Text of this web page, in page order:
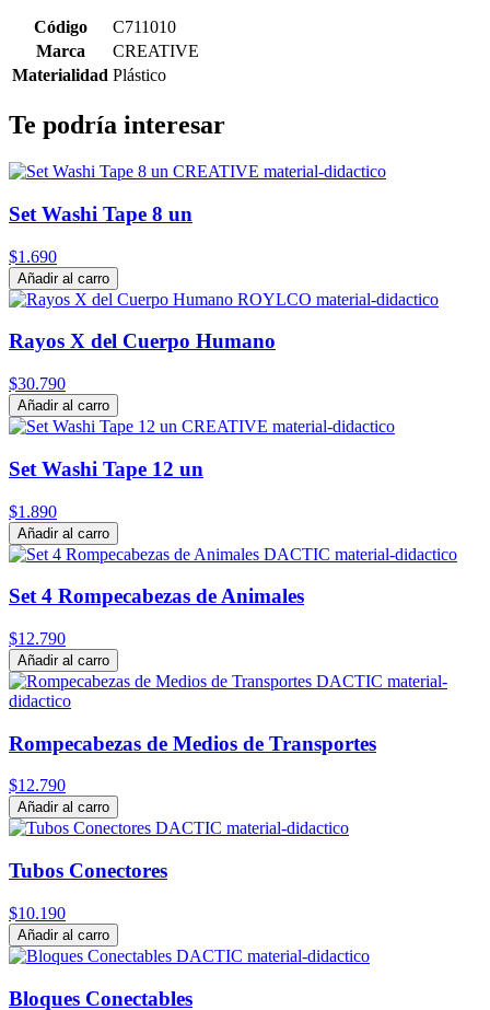
Código
C711010
Marca
CREATIVE
Materialidad Plástico
Te podría interesar
Set Washi Tape 8 un
$1.690
Añadir al carro
Rayos X del Cuerpo Humano
$30.790
Añadir al carro
Set Washi Tape 12 un
$1.890
Añadir al carro
Set 4 Rompecabezas de Animales
$12.790
Añadir al carro
Rompecabezas de Medios de Transportes
$12.790
Añadir al carro
Tubos Conectores
$10.190
Añadir al carro
Bloques Conectables